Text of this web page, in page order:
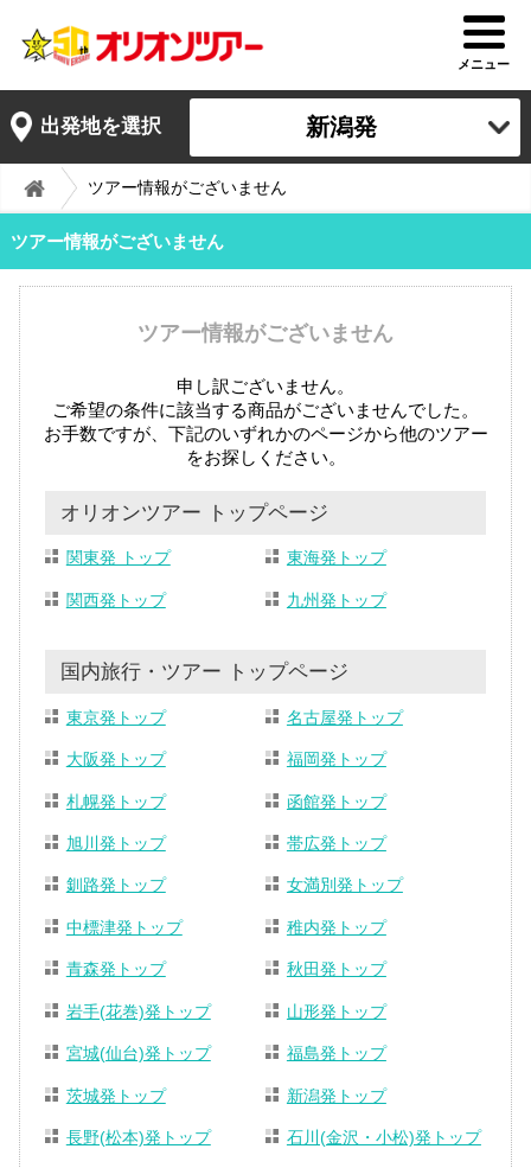
メニュー
出発地を選択 新潟発
ツアー情報がございません
ツアー情報がございません
ツアー情報がございません
申し訳ございません。
ご希望の条件に該当する商品がございませんでした。
お手数ですが、下記のいずれかのページから他のツアー
をお探しください。
オリオンツアー トップページ
関東発 トップ 東海発トップ
関西発トップ 九州発トップ
国内旅行・ツアー トップページ
東京発トップ 名古屋発トップ
大阪発トップ 福岡発トップ
札幌発トップ 函館発トップ
旭川発トップ 帯広発トップ
釧路発トップ 女満別発トップ
中標津発トップ 稚内発トップ
青森発トップ 秋田発トップ
岩手(花巻)発トップ 山形発トップ
宮城(仙台)発トップ 福島発トップ
茨城発トップ 新潟発トップ
長野(松本)発トップ 石川(金沢・小松)発トップ